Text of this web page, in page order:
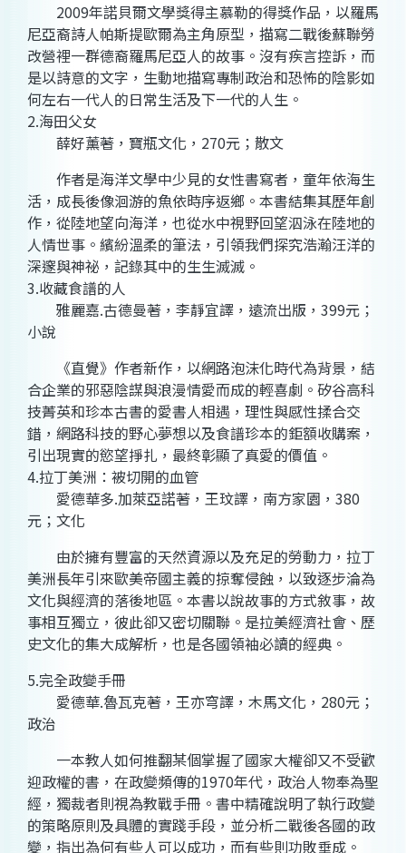
2009年諾貝爾文學獎得主慕勒的得獎作品，以羅馬
尼亞裔詩人帕斯提歐爾為主角原型，描寫二戰後蘇聯勞
改營裡一群德裔羅馬尼亞人的故事。沒有疾言控訴，而
是以詩意的文字，生動地描寫專制政治和恐怖的陰影如
何左右一代人的日常生活及下一代的人生。
2.海田父女
薛好薰著，寶瓶文化，270元；散文
作者是海洋文學中少見的女性書寫者，童年依海生
活，成長後像洄游的魚依時序返鄉。本書結集其歷年創
作，從陸地望向海洋，也從水中視野回望泅泳在陸地的
人情世事。繽紛溫柔的筆法，引領我們探究浩瀚汪洋的
深邃與神祕，記錄其中的生生滅滅。
3.收藏食譜的人
雅麗嘉.古德曼著，李靜宜譯，遠流出版，399元；
小說
《直覺》作者新作，以網路泡沫化時代為背景，結
合企業的邪惡陰謀與浪漫情愛而成的輕喜劇。矽谷高科
技菁英和珍本古書的愛書人相遇，理性與感性揉合交
錯，網路科技的野心夢想以及食譜珍本的鉅額收購案，
引出現實的慾望掙扎，最終彰顯了真愛的價值。
4.拉丁美洲：被切開的血管
愛德華多.加萊亞諾著，王玟譯，南方家園，380
元；文化
由於擁有豐富的天然資源以及充足的勞動力，拉丁
美洲長年引來歐美帝國主義的掠奪侵蝕，以致逐步淪為
文化與經濟的落後地區。本書以說故事的方式敘事，故
事相互獨立，彼此卻又密切關聯。是拉美經濟社會、歷
史文化的集大成解析，也是各國領袖必讀的經典。
5.完全政變手冊
愛德華.魯瓦克著，王亦穹譯，木馬文化，280元；
政治
一本教人如何推翻某個掌握了國家大權卻又不受歡
迎政權的書，在政變頻傳的1970年代，政治人物奉為聖
經，獨裁者則視為教戰手冊。書中精確說明了執行政變
的策略原則及具體的實踐手段，並分析二戰後各國的政
變，指出為何有些人可以成功，而有些則功敗垂成。